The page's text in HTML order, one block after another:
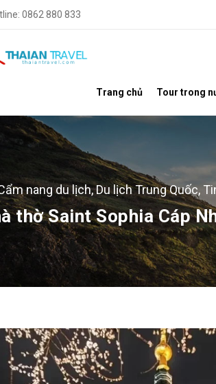
0862 880 833
Trang chủ Tour trong
nang du lịch,Du lịch Trung Quốc,
thờ Saint Sophia Cáp